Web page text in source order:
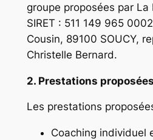
groupe proposées par La
SIRET : 511 149 965
Cousin, 89100 SOUCY,
Christelle Bernard.
2. Prestations proposées
Les prestations
Coaching individuel